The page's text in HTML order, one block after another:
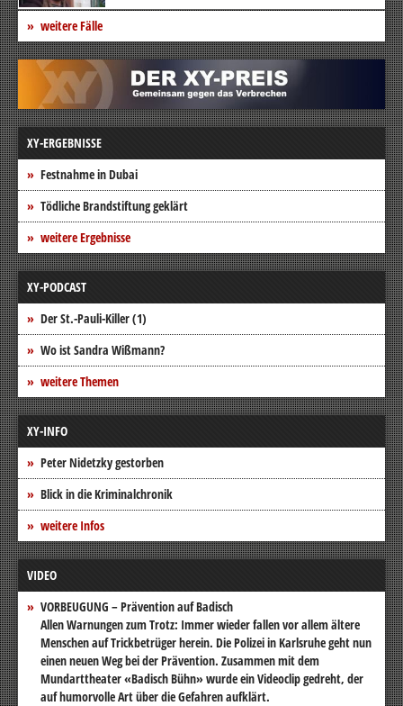
weitere Fälle
XY-ERGEBNISSE
Festnahme in Dubai
Tödliche Brandstiftung geklärt
weitere Ergebnisse
XY-PODCAST
Der St.-Pauli-Killer (1)
Wo ist Sandra Wißmann?
weitere Themen
XY-INFO
Peter Nidetzky gestorben
Blick in die Kriminalchronik
weitere Infos
VIDEO
VORBEUGUNG – Prävention auf Badisch
Allen Warnungen zum Trotz: Immer wieder fallen vor allem ältere
Menschen auf Trickbetrüger herein. Die Polizei in Karlsruhe geht nun
einen neuen Weg bei der Prävention. Zusammen mit dem
Mundarttheater «Badisch Bühn» wurde ein Videoclip gedreht, der
auf humorvolle Art über die Gefahren aufklärt.